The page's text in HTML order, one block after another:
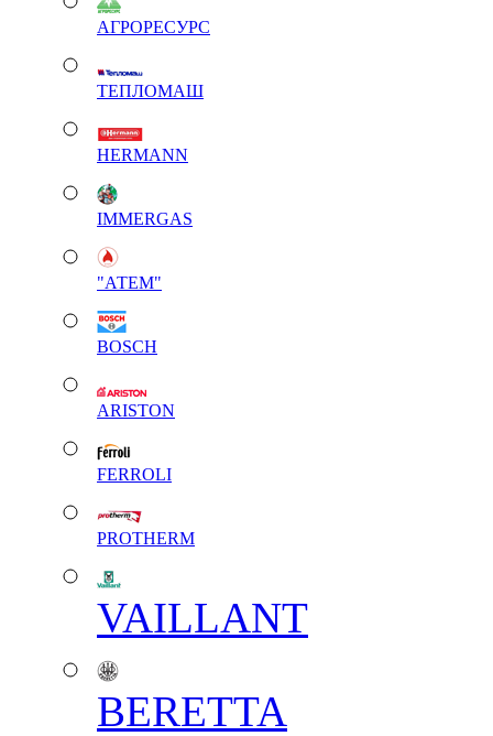
АГРОРЕСУРС
ТЕПЛОМАШ
HERMANN
IMMERGAS
"АТЕМ"
BOSCH
ARISTON
FERROLI
PROTHERM
VAILLANT
BERETTA